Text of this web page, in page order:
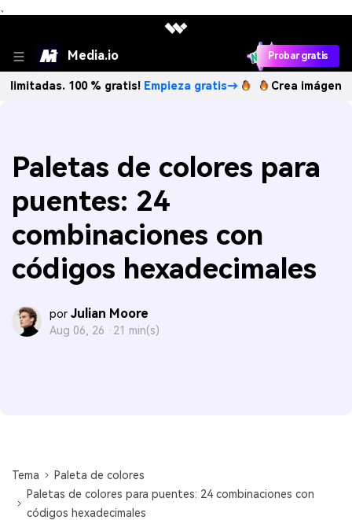
、
Media.io Probar gratis
100 % gratis!Empieza gratis→ Crea imágenes IA
Paletas de colores para
puentes: 24
combinaciones con
códigos hexadecimales
por Julian Moore
Aug 06, 26 · 21 min(s)
Tema
Paleta de colores
Paletas de colores para puentes: 24 combinaciones con
códigos hexadecimales